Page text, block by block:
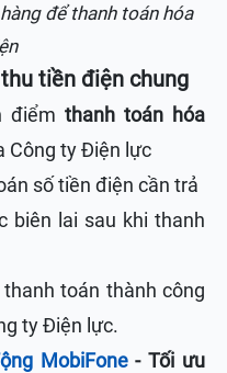
để thanh toán hóa
tiền điện chung
điểm thanh toán hóa
Công ty Điện lực
số tiền điện cần trả
biên lai sau khi thanh
toán thành công
ty Điện lực.
MobiFone- Tối ưu